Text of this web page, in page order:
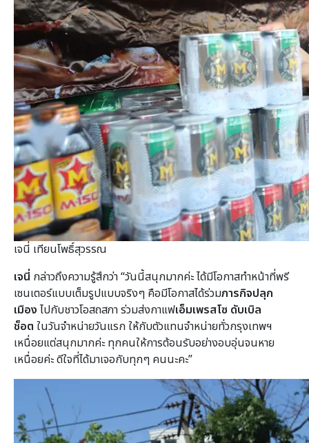
เจนี่ เทียนโพธิ์สุวรรณ
เจนี่ กล่าวถึงความรู้สึกว่า “วันนี้สนุกมากค่ะ ได้มีโอกาสทำหน้าที่พรี
เซนเตอร์แบบเต็มรูปแบบจริงๆ คือมีโอกาสได้ร่วมภารกิจปลุก
เมือง ไปกับชาวโอสถสภา ร่วมส่งกาแฟเอ็มเพรสโซ ดับเบิล
ช็อต ในวันจำหน่ายวันแรก ให้กับตัวแทนจำหน่ายทั่วกรุงเทพฯ
เหนื่อยแต่สนุกมากค่ะ ทุกคนให้การต้อนรับอย่างอบอุ่นจนหาย
เหนื่อยค่ะ ดีใจที่ได้มาเจอกับทุกๆ คนนะคะ”